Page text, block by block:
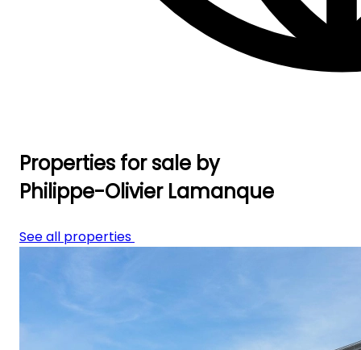
Properties for sale by
Philippe-Olivier Lamanque
See all properties